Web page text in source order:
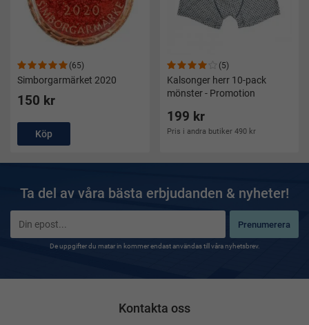
(65)
Simborgarmärket 2020
150 kr
Köp
(5)
Kalsonger herr 10-pack
mönster - Promotion
199 kr
Pris i andra butiker 490 kr
Ta del av våra bästa erbjudanden & nyheter!
Prenumerera
De uppgifter du matar in kommer endast användas till våra nyhetsbrev.
Kontakta oss